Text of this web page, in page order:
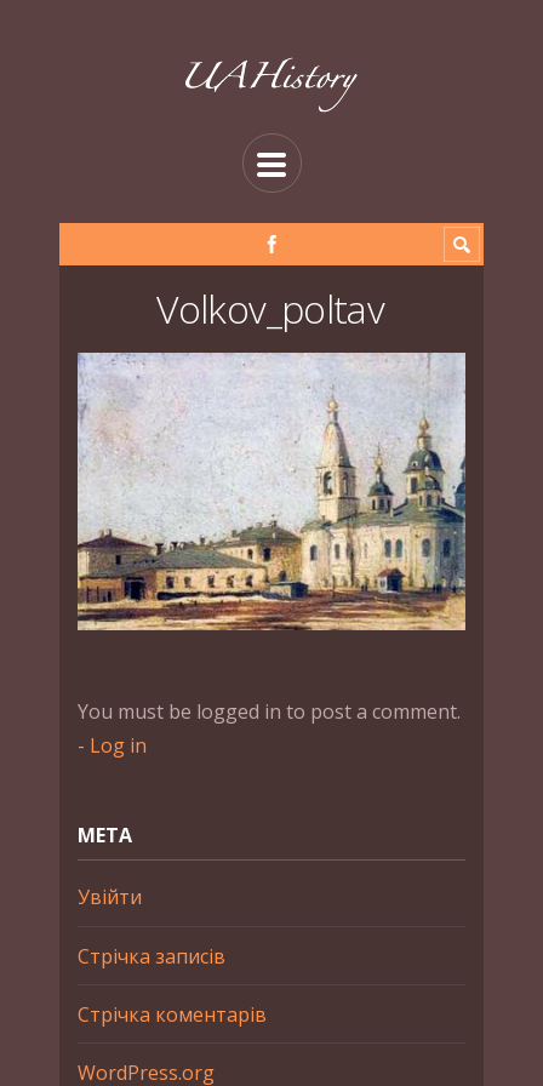
Volkov_poltav
You must be logged in to post a comment.
- Log in
МЕТА
Увійти
Стрічка записів
Стрічка коментарів
WordPress.org